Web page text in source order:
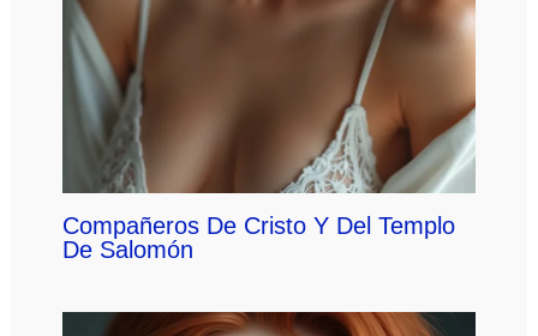
Compañeros De Cristo Y Del Templo
De Salomón